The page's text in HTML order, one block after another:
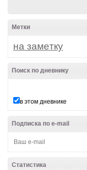
Метки
нa зaмeтку
Поиск по дневнику
в этом дневнике
Подписка по e-mail
Статистика